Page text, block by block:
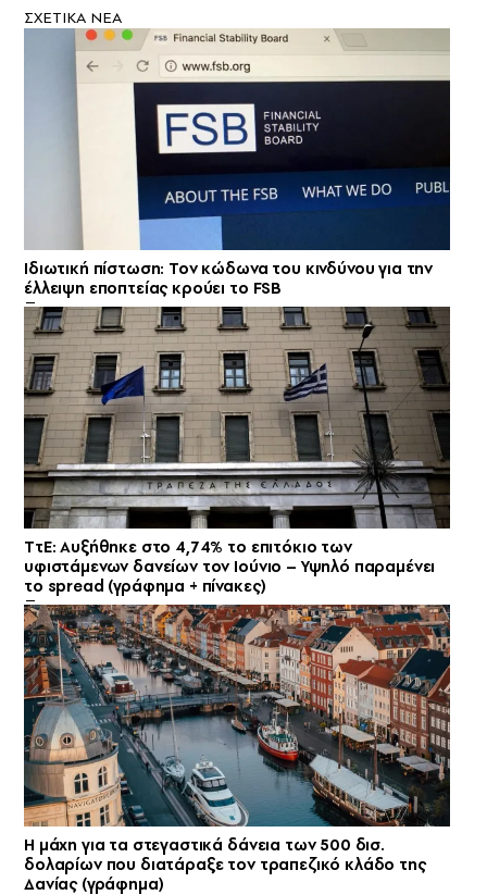
ΣXETIKA NEA
Ιδιωτική πίστωση: Τον κώδωνα του κινδύνου για την
έλλειψη εποπτείας κρούει το FSB
ΤτΕ: Αυξήθηκε στο 4,74% το επιτόκιο των
υφιστάμενων δανείων τον Ιούνιο – Υψηλό παραμένει
το spread (γράφημα + πίνακες)
Η μάχη για τα στεγαστικά δάνεια των 500 δισ.
δολαρίων που διατάραξε τον τραπεζικό κλάδο της
Δανίας (γράφημα)